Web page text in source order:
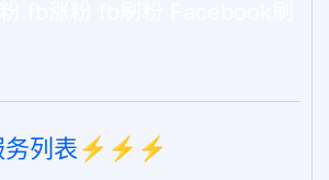
务列表⚡️⚡️⚡️